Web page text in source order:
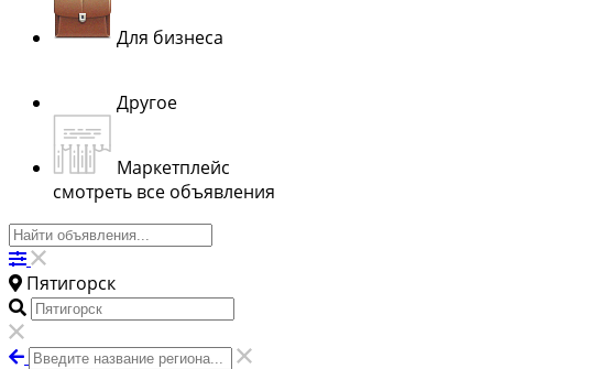
Для бизнеса
Другое
Маркетплейс
смотреть все объявления
Пятигорск